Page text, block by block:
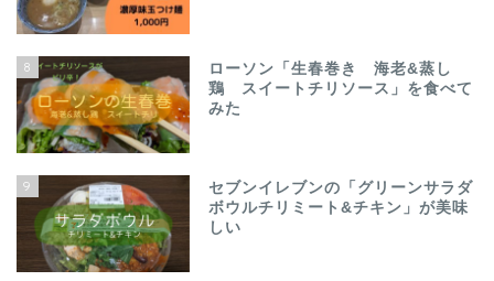
8
ローソン「生春巻き 海老&蒸し
鶏 スイートチリソース」を食べて
みた
9
セブンイレブンの「グリーンサラダ
ボウルチリミート&チキン」が美味
しい